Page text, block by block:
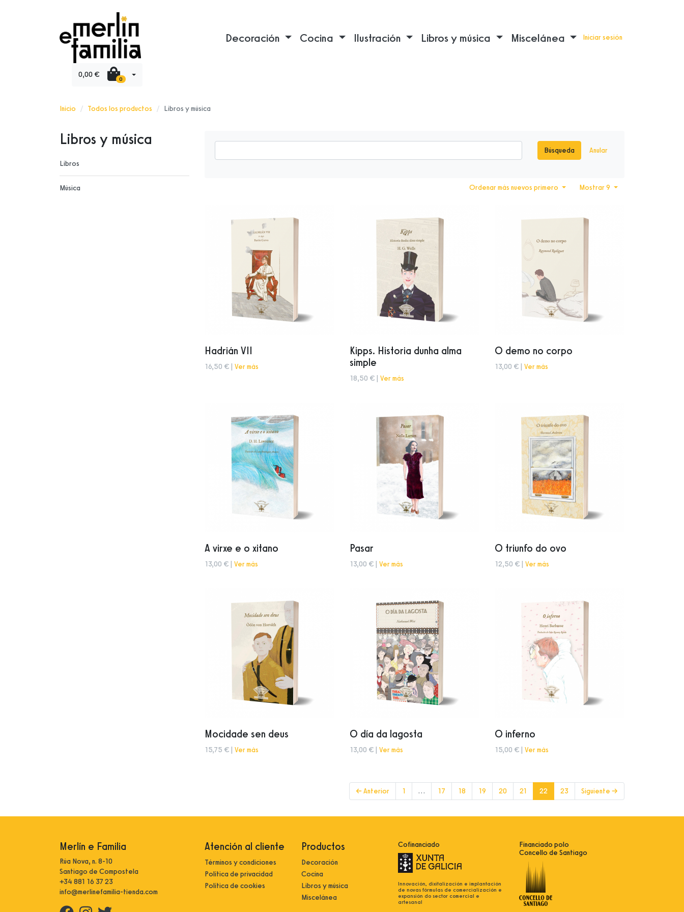
Decoración Cocina Ilustración Libros y música Miscelánea Iniciar sesión
0,00 € 0
Inicio Todos los productos Libros y música
Libros y música
Libros
Música
Búsqueda Anular
Mostrar 9
Ordenar más nuevos primero
Hadrián VII
16,50 € | Ver más
Kipps. Historia dunha alma
simple
18,50 € | Ver más
O demo no corpo
13,00 € | Ver más
A virxe e o xitano
13,00 € | Ver más
Pasar
13,00 € | Ver más
O triunfo do ovo
12,50 € | Ver más
Mocidade sen deus
15,75 € | Ver más
O día da lagosta
13,00 € | Ver más
O inferno
15,00 € | Ver más
← Anterior 1 … 17 18 19 20 21 22 (current)
23 Siguiente →
Merlín e Familia
Rúa Nova, n. 8-10
Santiago de Compostela
+34 881 16 37 23
info@merlinefamilia-tienda.com
Atención al cliente
Términos y condiciones
Política de privacidad
Política de cookies
Productos
Decoración
Cocina
Libros y música
Miscelánea
Cofinanciado
Innovación, dixitalización e implantación
de novas fórmulas de comercialización e
expansión do sector comercial e
artesanal
Financiado polo
Concello de Santiago